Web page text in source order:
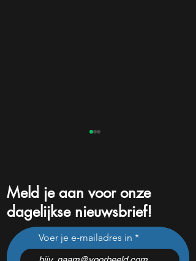
AMD zet $10 miljard in
Taiwan in: waarom de
machtsstrijd in AI-chips nu
Meld je aan voor onze
dagelijkse nieuwsbrief!
Voer je e-mailadres in